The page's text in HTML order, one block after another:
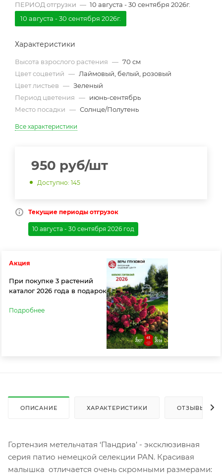
ПЕРИОД отгрузки — 10 августа - 30 сентября 2026г.
10 августа - 30 сентября 2026г.
Характеристики
Высота взрослого растения — 70 см
Цвет соцветий — Лаймовый, белый, розовый
Цвет листьев — Зеленый
Период цветения — июнь-сентябрь
Место посадки — Солнце/Полутень
Все характеристики
950 руб/шт
Доступно: 145
Текущие периоды отгрузок
10 августа - 30 сентября 2026 год
Акция
При покупке 3 растений
каталог 2026 года в подарок
Подробнее
ОПИСАНИЕ ХАРАКТЕРИСТИКИ ОТЗЫВЫ (1)
Гортензия метельчатая ‘Пандриа’ - эксклюзивная
серия патио немецкой селекции PAN. Красивая
малышка отличается очень скромными размерами: